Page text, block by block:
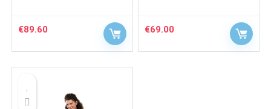
€89.60 €69.00